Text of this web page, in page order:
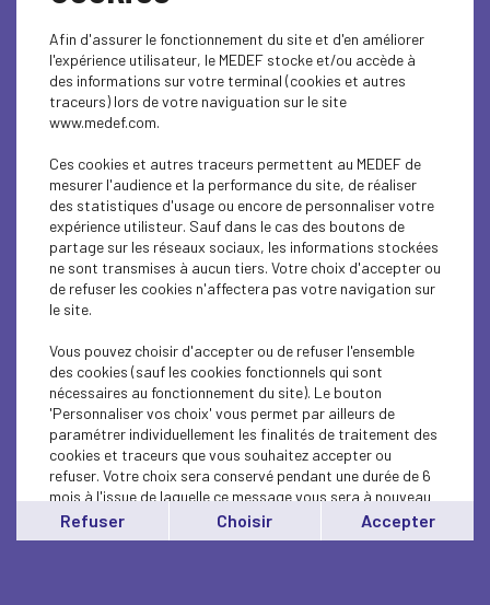
ECONOMY
ECONOMY
ECONOMY
ECONOMY
ECONOMY
ECONOMY
ECONOMY
SOCIAL
Jacques Chanut, nouveau président d'Action
Logement
Afin d'assurer le fonctionnement du site et d'en améliorer
l'expérience utilisateur, le MEDEF stocke et/ou accède à
des informations sur votre terminal (cookies et autres
traceurs) lors de votre naviguation sur le site
www.medef.com.
Ces cookies et autres traceurs permettent au MEDEF de
mesurer l'audience et la performance du site, de réaliser
des statistiques d'usage ou encore de personnaliser votre
expérience utilisteur. Sauf dans le cas des boutons de
partage sur les réseaux sociaux, les informations stockées
ne sont transmises à aucun tiers. Votre choix d'accepter ou
de refuser les cookies n'affectera pas votre navigation sur
le site.
Vous pouvez choisir d'accepter ou de refuser l'ensemble
des cookies (sauf les cookies fonctionnels qui sont
nécessaires au fonctionnement du site). Le bouton
'Personnaliser vos choix' vous permet par ailleurs de
paramétrer individuellement les finalités de traitement des
cookies et traceurs que vous souhaitez accepter ou
refuser. Votre choix sera conservé pendant une durée de 6
mois à l'issue de laquelle ce message vous sera à nouveau
affiché..
Vous pouvez modifier votre choix à tout moment en
Refuser Choisir Accepter